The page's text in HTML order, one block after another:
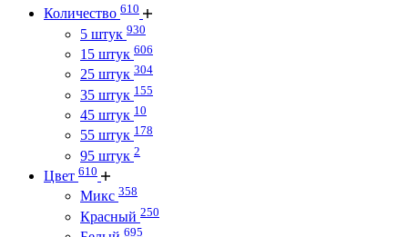
Количество 610
5 штук 930
15 штук 606
25 штук 304
35 штук 155
45 штук 10
55 штук 178
95 штук 2
Цвет 610
Микс 358
Красный 250
695